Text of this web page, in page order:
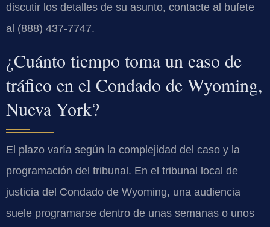
discutir los detalles de su asunto, contacte al bufete
al (888) 437-7747.
¿Cuánto tiempo toma un caso de
tráfico en el Condado de Wyoming,
Nueva York?
El plazo varía según la complejidad del caso y la
programación del tribunal. En el tribunal local de
justicia del Condado de Wyoming, una audiencia
suele programarse dentro de unas semanas o unos